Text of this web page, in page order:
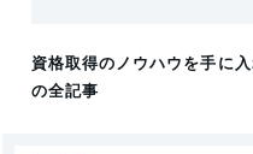
資格取得のノウハウを手に入
の全記事